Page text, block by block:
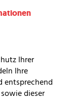
Ihrer
Ihre
entsprechend
dieser